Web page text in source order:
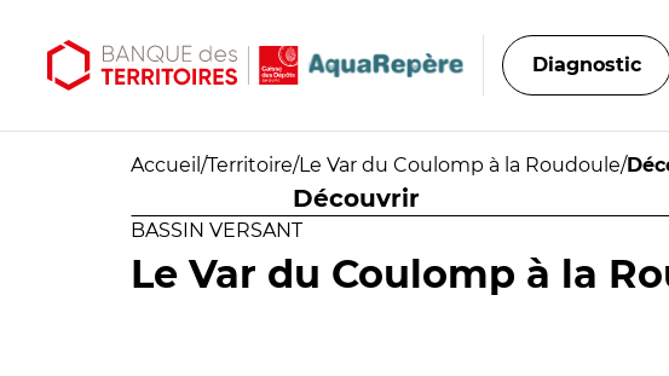
Diagnostic
Accueil /Territoire/Le Var du Coulomp à la Roudoule/
Découvrir
BASSIN VERSANT
Le Var du Coulomp à la